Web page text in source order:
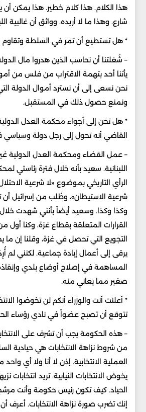
هذا الكلام. هذا كلام خطير. هذا يمكن
شارع. وهذا ما لا أريده. وواثق أن غالبية
* هل تستطيع أن تمر في السلطة وتقاوم
– شُغلتنا أن نحاسب الذين هدروا مال
يأتنا أحد بتهمة الاقتراب من فلس من
نحن نسعى إلى أن نسترد أموال الدولة
ونمنع حصول ذلك في المستقبل.
* هل تحن إلى أجواء محكمة العدل
القاضي أنه تحول إلى رجل دولة وسياسي
– عمل القضاء ومحكمة العدل الدولية
اللبنانية. سعيد بأنه خلال فترة رئاستي
الرأي التاريخي بموضوع «لا شرعية الاحتلال
شرعية الاستيطان»، وطُلب من إسرائيل أن
وكذا وكذا. وسعيد أيضاً بأنني شهدت خلال
القرارات المتعلقة بقطاع غزة، وكنا
التجويع التي تحصل في غزة، وقلنا إن
يرقى إلى أعمال إبادة جماعية. لكنني لم
المساهمة في إصلاح أوضاع بلدي
صغير مما يعاني منه.
* أعلنت أنت والوزراء أنكم لن تخوضوا
تتوقع أن تصبح عضواً في نادي رؤساء
– هذه الحكومة يجب أن تشرف على
من شروط نزاهة الانتخابات هي حيادية
العملية الانتخابية. إذن لا أنا ولا أي
يخوض الانتخابات النيابية. تريد انتخابات
الحياد. كيف تكون رئيس حكومة وأنت
إنك تضرب صورة نزاهة الانتخابات.